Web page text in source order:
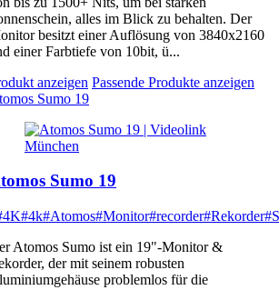
alles im Blick zu behalten. Der
besitzt einer Auflösung von 3840x2160
einer Farbtiefe von 10bit, ü...
anzeigen Passende Produkte anzeigen
Sumo 19
Sumo 19
#4k#Atomos#Monitor#recorder#Rekorder
Atomos Sumo ist ein 19"-Monitor &
der mit seinem robusten
problemlos für die